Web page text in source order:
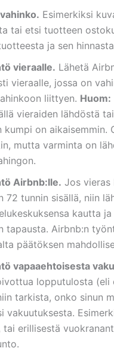
Esimerkiksi
tai etsi tuotteen
ja sen
vieraalle. Lähetä
vieraalle, jossa on
liittyen. Huom:
vieraiden lähdöstä
kumpi on aikaisemmin.
mutta varminta on
Airbnb:lle. Jos vieras
72 tunnin sisällä, niin
kautta
tapausta. Airbnb:n
päätöksen
vapaaehtoisesta
lopputulosta (eli
tarkista, onko sinun
vakuutuksesta.
tai erillisestä